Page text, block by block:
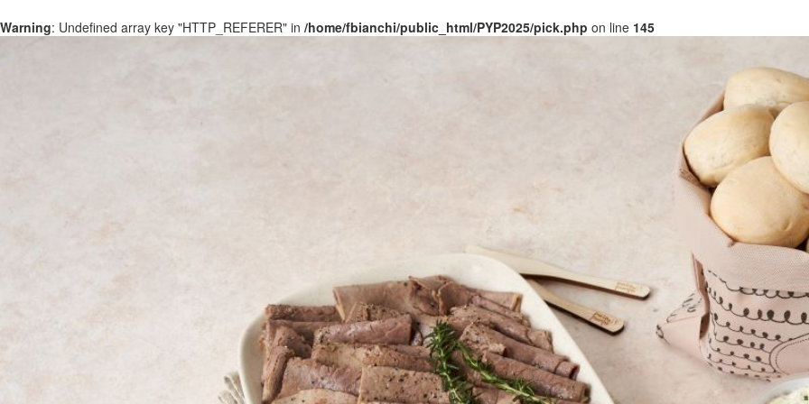
Warning: Undefined array key "HTTP_REFERER" in /home/fbianchi/public_html/PYP2025/pick.php on line 145